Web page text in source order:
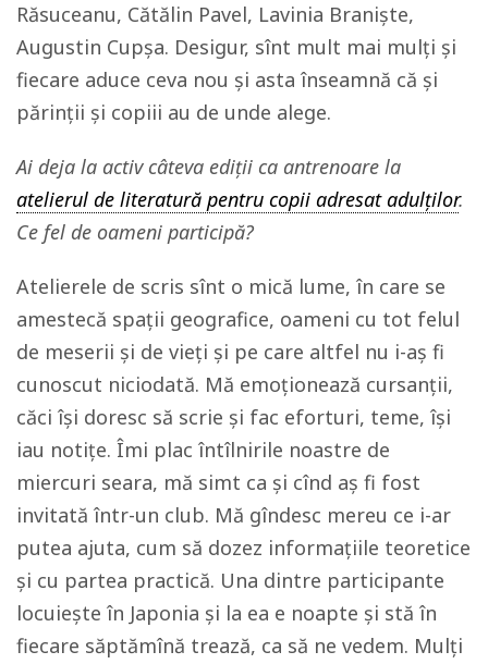
Răsuceanu, Cătălin Pavel, Lavinia Braniște,
Augustin Cupșa. Desigur, sînt mult mai mulți și
fiecare aduce ceva nou și asta înseamnă că și
părinții și copiii au de unde alege.
Ai deja la activ câteva ediții ca antrenoare la
atelierul de literatură pentru copii adresat adulților.
Ce fel de oameni participă?
Atelierele de scris sînt o mică lume, în care se
amestecă spații geografice, oameni cu tot felul
de meserii și de vieți și pe care altfel nu i-aș fi
cunoscut niciodată. Mă emoționează cursanții,
căci își doresc să scrie și fac eforturi, teme, își
iau notițe. Îmi plac întîlnirile noastre de
miercuri seara, mă simt ca și cînd aș fi fost
invitată într-un club. Mă gîndesc mereu ce i-ar
putea ajuta, cum să dozez informațiile teoretice
și cu partea practică. Una dintre participante
locuiește în Japonia și la ea e noapte și stă în
fiecare săptămînă trează, ca să ne vedem. Mulți